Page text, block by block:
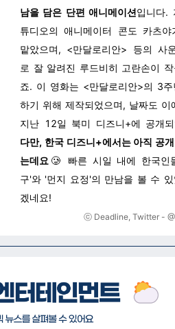
남을 담은 단편 애니메이션입니다.
튜디오의 애니메이터 콘도 카츠야
맡았으며, <만달로리안> 등의 사
로 잘 알려진 루드비히 고란손이
죠. 이 영화는 <만달로리안>의 3주
하기 위해 제작되었으며, 날짜도 이
지난 12일 북미 디즈니+에 공개되
다만, 한국 디즈니+에서는 아직 공
는데요 🥲 빠른 시일 내에 한국인
구'와 '먼지 요정'의 만남을 볼 수 있
겠네요!
ⓒ Deadline, Twitter -